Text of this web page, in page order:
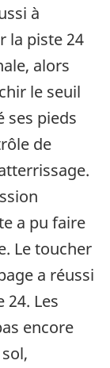
à
la piste 24
alors
le seuil
ses pieds
de
a pu faire
Le toucher
a réussi
Les
encore